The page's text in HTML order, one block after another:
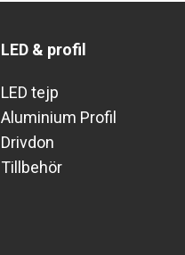
LED & profil
LED tejp
Aluminium Profil
Drivdon
Tillbehör